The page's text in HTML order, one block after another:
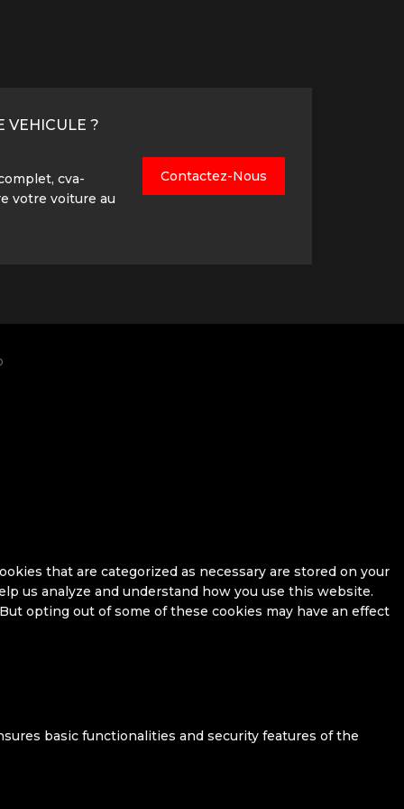
VEHICULE ?
cva-
votre voiture au
Contactez-Nous
that are categorized as necessary are stored on your
us analyze and understand how you use this website.
opting out of some of these cookies may have an effect
basic functionalities and security features of the